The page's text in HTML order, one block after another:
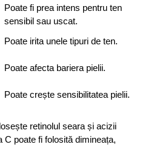
Poate fi prea intens pentru ten
sensibil sau uscat.
Poate irita unele tipuri de ten.
Poate afecta bariera pielii.
Poate crește sensibilitatea pielii.
retinolul seara și acizii
poate fi folosită dimineața,